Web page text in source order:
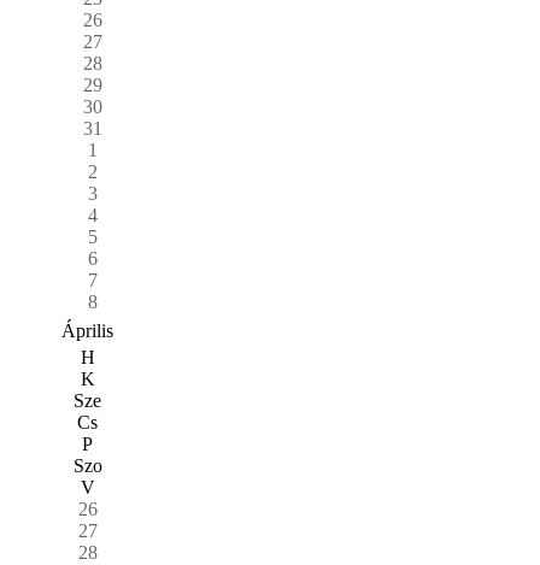
26
27
28
29
30
31
1
2
3
4
5
6
7
8
Április
H
K
Sze
Cs
P
Szo
V
26
27
28